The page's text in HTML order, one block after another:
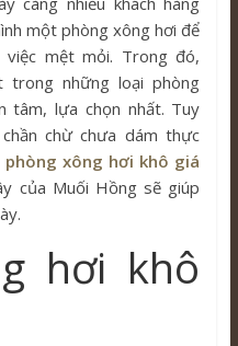
một phòng xông hơi để
mệt mỏi. Trong đó,
trong những loại phòng
tâm, lựa chọn nhất. Tuy
chừ chưa dám thực
phòng xông hơi khô giá
của Muối Hồng sẽ giúp
hơi khô